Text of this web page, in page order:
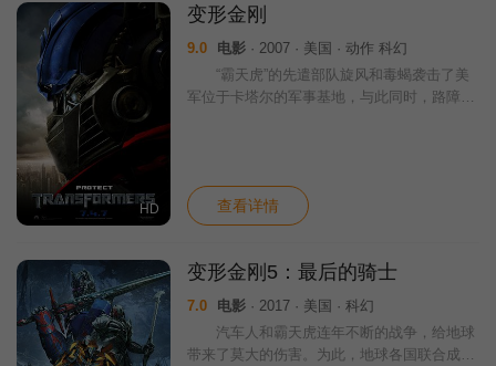
HD
变形金刚
9.0 电影 · 2007 · 美国 · 动作 科幻
“霸天虎”的先遣部队旋风和毒蝎袭击了美
军位于卡塔尔的军事基地，与此同时，路障帮
查看详情
变形金刚5：最后的骑士
7.0 电影 · 2017 · 美国 · 科幻
汽车人和霸天虎连年不断的战争，给地球
带来了莫大的伤害。为此，地球各国联合成立